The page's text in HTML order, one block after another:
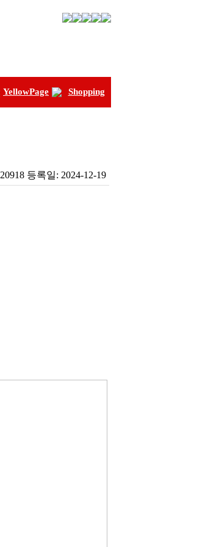
YellowPage Shopping
20918 등록일: 2024-12-19